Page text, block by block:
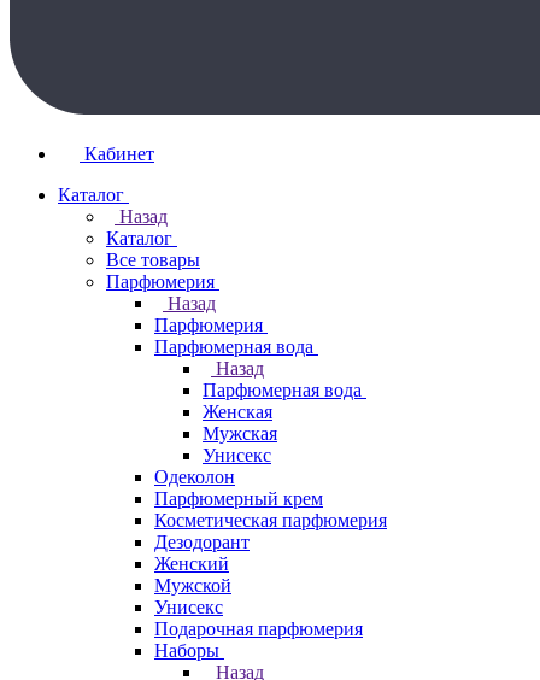
Кабинет
Каталог
Назад
Каталог
Все товары
Парфюмерия
Назад
Парфюмерия
Парфюмерная вода
Назад
Парфюмерная вода
Женская
Мужская
Унисекс
Одеколон
Парфюмерный крем
Косметическая парфюмерия
Дезодорант
Женский
Мужской
Унисекс
Подарочная парфюмерия
Наборы
Назад